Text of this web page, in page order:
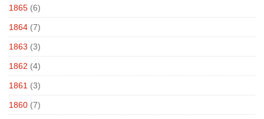
1865 (6)
1864 (7)
1863 (3)
1862 (4)
1861 (3)
1860 (7)